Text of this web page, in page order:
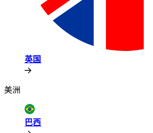
英国​​
美洲​​
巴西​​